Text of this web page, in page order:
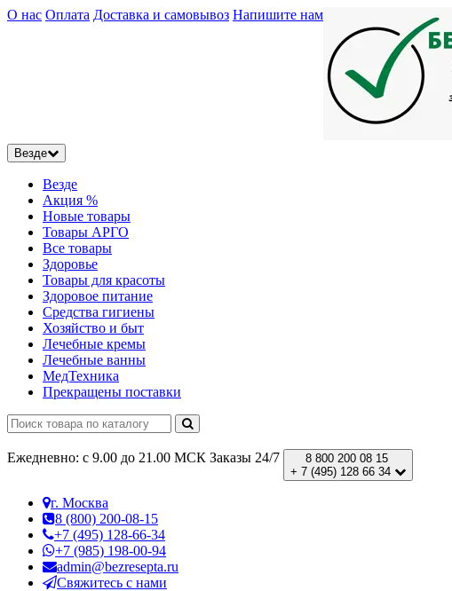
О нас Оплата Доставка и самовывоз Напишите нам
Везде
Везде
Акция %
Новые товары
Товары АРГО
Все товары
Здоровье
Товары для красоты
Здоровое питание
Средства гигиены
Хозяйство и быт
Лечебные кремы
Лечебные ванны
МедТехника
Прекращены поставки
Ежедневно: с 9.00 до 21.00 МСК Заказы 24/7
8 800 200 08 15
+ 7 (495) 128 66 34
г. Москва
8 (800) 200-08-15
+7 (495) 128-66-34
+7 (985) 198-00-94
admin@bezresepta.ru
Свяжитесь с нами